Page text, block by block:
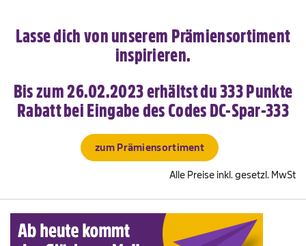
& Magazine
Lasse dich von unserem Prämiensortiment
inspirieren.
Bis zum 26.02.2023 erhältst du 333 Punkte
Rabatt bei Eingabe des Codes DC-Spar-333
zum Prämiensortiment
Alle Preise inkl. gesetzl. MwSt